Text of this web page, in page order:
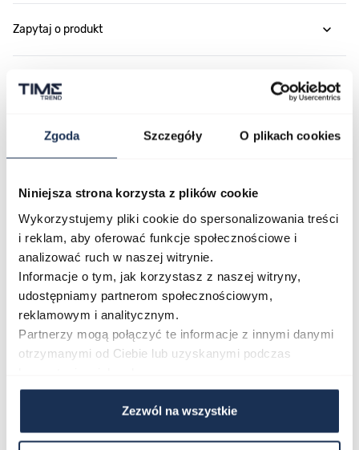
Zgoda Szczegóły O plikach cookies
Niniejsza strona korzysta z plików cookie
Wykorzystujemy pliki cookie do spersonalizowania treści
i reklam, aby oferować funkcje społecznościowe i
analizować ruch w naszej witrynie.
Informacje o tym, jak korzystasz z naszej witryny,
udostępniamy partnerom społecznościowym,
reklamowym i analitycznym.
Partnerzy mogą połączyć te informacje z innymi danymi
otrzymanymi od Ciebie lub uzyskanymi podczas
Zezwól na wszystkie
Zapytaj o produkt
Płatność i dostawa
Najczęściej kupowane
Poruszanie się po elementach karuzeli jest możliwe za pomocą
Naciśnij, aby pominąć karuzelę
Naciśnij, aby przejść do nawigacji karuzeli
9DMQYES